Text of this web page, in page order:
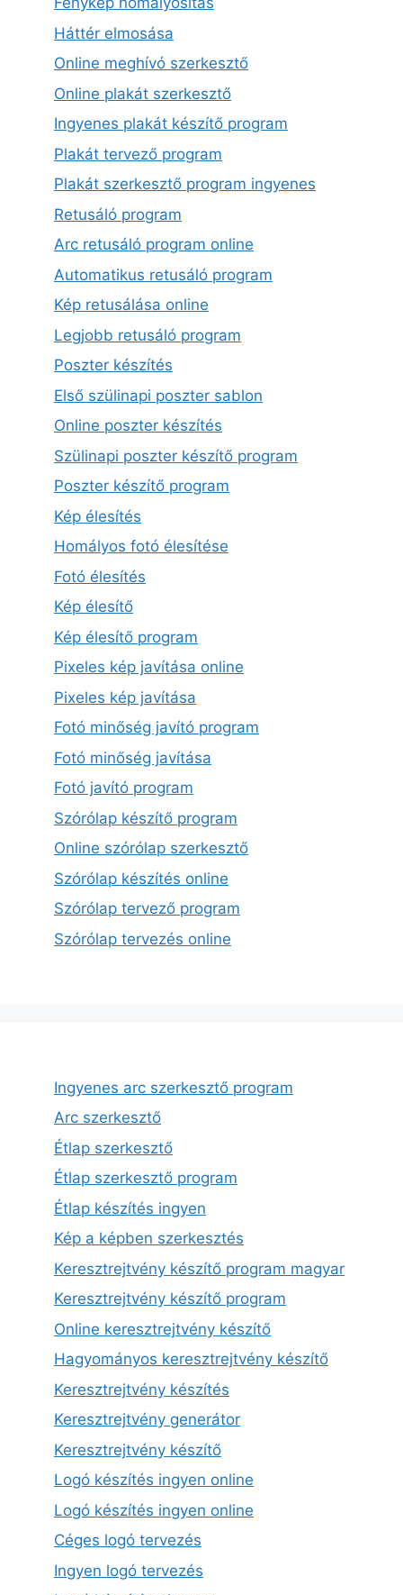
Háttér elmosása
Online meghívó szerkesztő
Online plakát szerkesztő
Ingyenes plakát készítő program
Plakát tervező program
Plakát szerkesztő program ingyenes
Retusáló program
Arc retusáló program online
Automatikus retusáló program
Kép retusálása online
Legjobb retusáló program
Poszter készítés
Első szülinapi poszter sablon
Online poszter készítés
Szülinapi poszter készítő program
Poszter készítő program
Kép élesítés
Homályos fotó élesítése
Fotó élesítés
Kép élesítő
Kép élesítő program
Pixeles kép javítása online
Pixeles kép javítása
Fotó minőség javító program
Fotó minőség javítása
Fotó javító program
Szórólap készítő program
Online szórólap szerkesztő
Szórólap készítés online
Szórólap tervező program
Szórólap tervezés online
Ingyenes arc szerkesztő program
Arc szerkesztő
Étlap szerkesztő
Étlap szerkesztő program
Étlap készítés ingyen
Kép a képben szerkesztés
Keresztrejtvény készítő program magyar
Keresztrejtvény készítő program
Online keresztrejtvény készítő
Hagyományos keresztrejtvény készítő
Keresztrejtvény készítés
Keresztrejtvény generátor
Keresztrejtvény készítő
Logó készítés ingyen online
Logó készítés ingyen online
Céges logó tervezés
Ingyen logó tervezés